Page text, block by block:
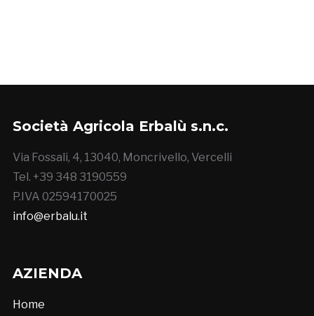
Società Agricola Erbalù s.n.c.
Via Fossali, 4, 13040, Moncrivello, Vercelli
Tel. +39 348 3190559
P.IVA 02594170025
info@erbalu.it
AZIENDA
Home